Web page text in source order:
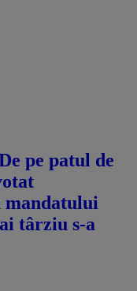
pe patul de
mandatului
târziu s-a